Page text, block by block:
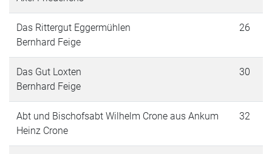
Das Rittergut Eggermühlen
Bernhard Feige
26
Das Gut Loxten
Bernhard Feige
30
Abt und Bischofsabt Wilhelm Crone aus Ankum
Heinz Crone
32